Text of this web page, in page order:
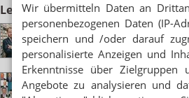
Wir übermitteln Daten an
personenbezogenen Daten (IP-
speichern und /oder darauf
personalisierte Anzeigen und
Erkenntnisse über
Angebote zu analysieren und
Lesen Sie auch
PRIVATGROSSHÄNDLER
Generationswechsel bei Krieger
PHARMAZIESTUDIUM
Karriere statt Apotheke